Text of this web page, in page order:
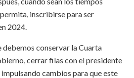
inscribirse para ser
2024.
debemos conservar la Cuarta
cerrar filas con el presidente
cambios para que este